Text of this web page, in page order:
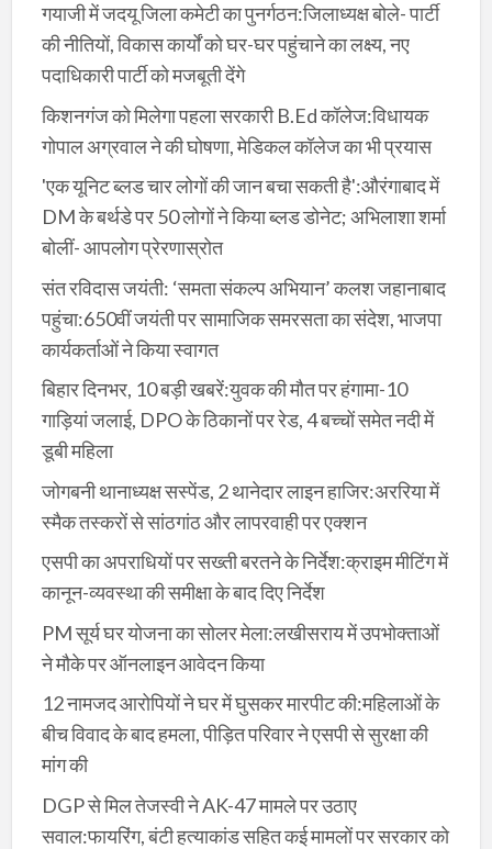
गयाजी में जदयू जिला कमेटी का पुनर्गठन:जिलाध्यक्ष बोले- पार्टी
की नीतियों, विकास कार्यों को घर-घर पहुंचाने का लक्ष्य, नए
पदाधिकारी पार्टी को मजबूती देंगे
किशनगंज को मिलेगा पहला सरकारी B.Ed कॉलेज:विधायक
गोपाल अग्रवाल ने की घोषणा, मेडिकल कॉलेज का भी प्रयास
'एक यूनिट ब्लड चार लोगों की जान बचा सकती है':औरंगाबाद में
DM के बर्थडे पर 50 लोगों ने किया ब्लड डोनेट; अभिलाशा शर्मा
बोलीं- आपलोग प्रेरणास्रोत
संत रविदास जयंती: ‘समता संकल्प अभियान’ कलश जहानाबाद
पहुंचा:650वीं जयंती पर सामाजिक समरसता का संदेश, भाजपा
कार्यकर्ताओं ने किया स्वागत
बिहार दिनभर, 10 बड़ी खबरें:युवक की मौत पर हंगामा-10
गाड़ियां जलाई, DPO के ठिकानों पर रेड, 4 बच्चों समेत नदी में
डूबी महिला
जोगबनी थानाध्यक्ष सस्पेंड, 2 थानेदार लाइन हाजिर:अररिया में
स्मैक तस्करों से सांठगांठ और लापरवाही पर एक्शन
एसपी का अपराधियों पर सख्ती बरतने के निर्देश:क्राइम मीटिंग में
कानून-व्यवस्था की समीक्षा के बाद दिए निर्देश
PM सूर्य घर योजना का सोलर मेला:लखीसराय में उपभोक्ताओं
ने मौके पर ऑनलाइन आवेदन किया
12 नामजद आरोपियों ने घर में घुसकर मारपीट की:महिलाओं के
बीच विवाद के बाद हमला, पीड़ित परिवार ने एसपी से सुरक्षा की
मांग की
DGP से मिल तेजस्वी ने AK-47 मामले पर उठाए
सवाल:फायरिंग, बंटी हत्याकांड सहित कई मामलों पर सरकार को